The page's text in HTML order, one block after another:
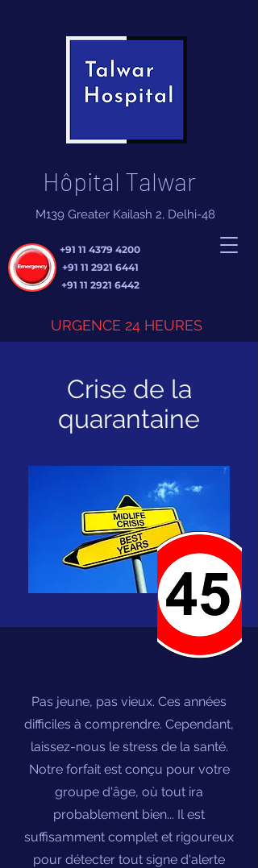
Hôpital Talwar
+91 11 4379 4200
+91 11 2921 6441
+91 11 2921 6442
URGENCE 24 HEURES
M139 Greater Kailash 2, Delhi-48
Crise de la
quarantaine
Pas jeune, pas vieux. Ces années
difficiles à comprendre. Cependant,
laissez-nous le stress de la santé.
Notre forfait est conçu pour votre
groupe d'âge, où tout ira
probablement bien... Il est
suffisamment complet et rigoureux
pour détecter tout signe d'alerte